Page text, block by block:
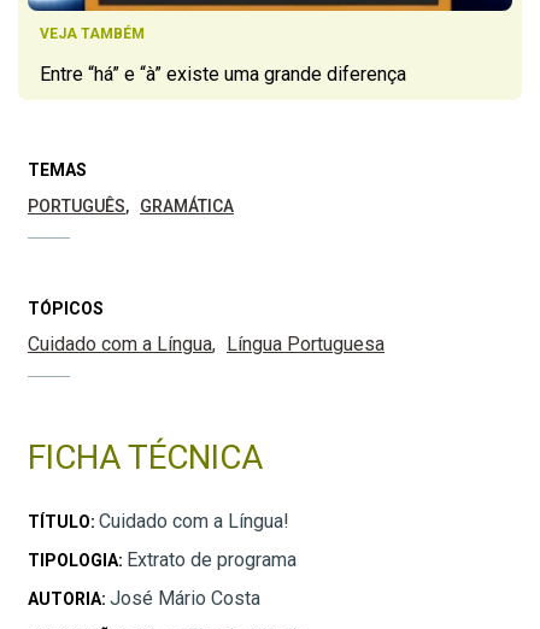
VEJA TAMBÉM
Entre “há” e “à” existe uma grande diferença
TEMAS
PORTUGUÊS
GRAMÁTICA
TÓPICOS
Cuidado com a Língua Língua Portuguesa
FICHA TÉCNICA
TÍTULO: Cuidado com a Língua!
TIPOLOGIA: Extrato de programa
AUTORIA: José Mário Costa